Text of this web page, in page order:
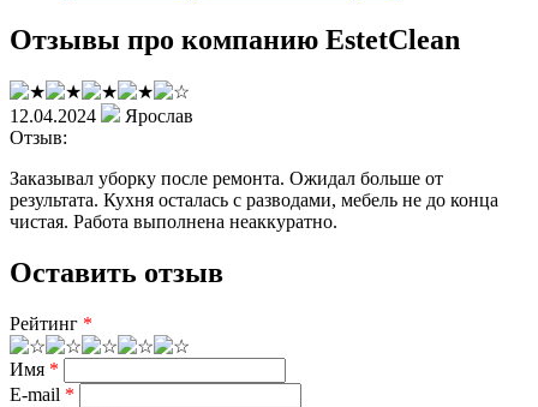
Отзывы про компанию EstetClean
12.04.2024
Ярослав
Отзыв:
Заказывал уборку после ремонта. Ожидал больше от
результата. Кухня осталась с разводами, мебель не до конца
чистая. Работа выполнена неаккуратно.
Оставить отзыв
Рейтинг *
Имя *
E-mail *